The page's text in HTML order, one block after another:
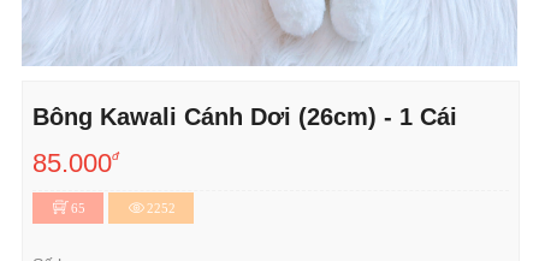
Bông Kawali Cánh Dơi (26cm) - 1 Cái
85.000đ
65 2252